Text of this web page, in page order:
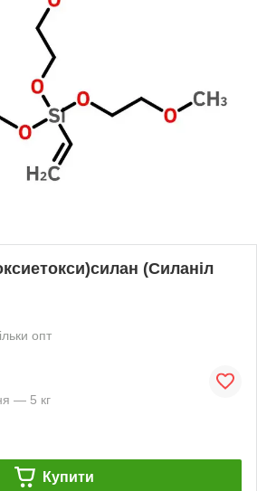
(Силаніл
опт
— 5 кг
Купити